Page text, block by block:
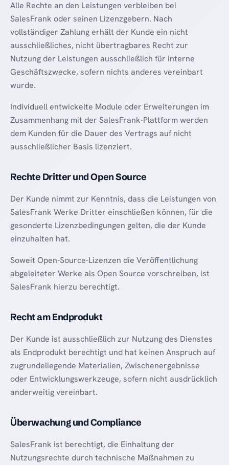
Alle Rechte an den Leistungen verbleiben bei
SalesFrank oder seinen Lizenzgebern. Nach
vollständiger Zahlung erhält der Kunde ein nicht
ausschließliches, nicht übertragbares Recht zur
Nutzung der Leistungen ausschließlich für interne
Geschäftszwecke, sofern nichts anderes vereinbart
wurde.
Individuell entwickelte Module oder Erweiterungen im
Zusammenhang mit der SalesFrank-Plattform werden
dem Kunden für die Dauer des Vertrags auf nicht
ausschließlicher Basis lizenziert.
Rechte Dritter und Open Source
Der Kunde nimmt zur Kenntnis, dass die Leistungen von
SalesFrank Werke Dritter einschließen können, für die
gesonderte Lizenzbedingungen gelten, die der Kunde
einzuhalten hat.
Soweit Open-Source-Lizenzen die Veröffentlichung
abgeleiteter Werke als Open Source vorschreiben, ist
SalesFrank hierzu berechtigt.
Recht am Endprodukt
Der Kunde ist ausschließlich zur Nutzung des Dienstes
als Endprodukt berechtigt und hat keinen Anspruch auf
zugrundeliegende Materialien, Zwischenergebnisse
oder Entwicklungswerkzeuge, sofern nicht ausdrücklich
anderweitig vereinbart.
Überwachung und Compliance
SalesFrank ist berechtigt, die Einhaltung der
Nutzungsrechte durch technische Maßnahmen zu